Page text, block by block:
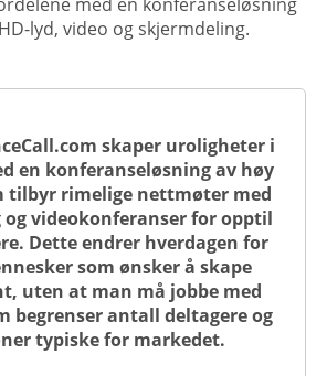
lyd, video og skjermdeling.
skaper uroligheter i
en konferanseløsning av høy
tilbyr rimelige nettmøter med
videokonferanser for opptil
Dette endrer hverdagen for
som ønsker å skape
uten at man må jobbe med
begrenser antall deltagere og
typiske for markedet.